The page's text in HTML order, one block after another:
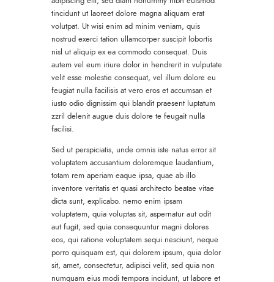
tincidunt ut laoreet dolore magna aliquam erat
volutpat. Ut wisi enim ad minim veniam, quis
nostrud exerci tation ullamcorper suscipit lobortis
nisl ut aliquip ex ea commodo consequat. Duis
autem vel eum iriure dolor in hendrerit in vulputate
velit esse molestie consequat, vel illum dolore eu
feugiat nulla facilisis at vero eros et accumsan et
iusto odio dignissim qui blandit praesent luptatum
zzril delenit augue duis dolore te feugait nulla
facilisi.
Sed ut perspiciatis, unde omnis iste natus error sit
voluptatem accusantium doloremque laudantium,
totam rem aperiam eaque ipsa, quae ab illo
inventore veritatis et quasi architecto beatae vitae
dicta sunt, explicabo. nemo enim ipsam
voluptatem, quia voluptas sit, aspernatur aut odit
aut fugit, sed quia consequuntur magni dolores
eos, qui ratione voluptatem sequi nesciunt, neque
porro quisquam est, qui dolorem ipsum, quia dolor
sit, amet, consectetur, adipisci velit, sed quia non
numquam eius modi tempora incidunt, ut labore et